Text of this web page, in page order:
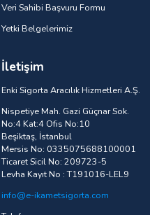
Veri Sahibi Başvuru Formu
Yetki Belgelerimiz
İletişim
Enki Sigorta Aracılık Hizmetleri A.Ş.
Nispetiye Mah. Gazi Güçnar Sok.
No:4 Kat:4 Ofis No:10
Beşiktaş, İstanbul
Mersis No: 0335075688100001
Ticaret Sicil No: 209723-5
Levha Kayıt No : T191016-LEL9
info@e-ikametsigorta.com